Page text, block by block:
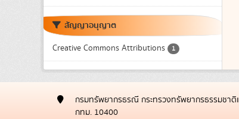
สัญญาอนุญาต
Creative Commons Attributions 1
กรมทรัพยากรธรณี กระทรวงทรัพยากรธรรมชาติ
กทม. 10400